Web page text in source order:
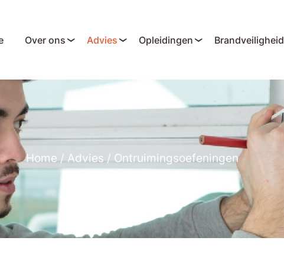
Over ons Advies Opleidingen Brandveiligheid
Home / Advies / Ontruimingsoefeningen